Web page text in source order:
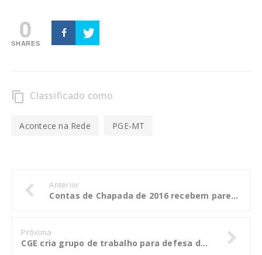
0
SHARES
content_copy Classificado como
Acontece na Rede PGE-MT
Anterior
Contas de Chapada de 2016 recebem parecer contrário e favorável à aprovação
Próxima
CGE cria grupo de trabalho para defesa dos usuários de serviços públicos